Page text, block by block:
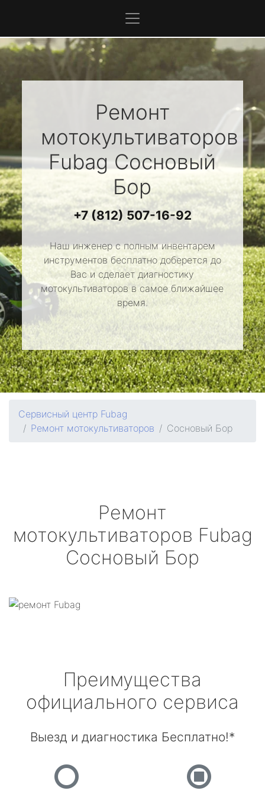
Ремонт
мотокультиваторов
Fubag Сосновый
Бор
+7 (812) 507-16-92
Наш инженер с полным инвентарем
инструментов бесплатно доберется до
Вас и сделает диагностику
мотокультиваторов в самое ближайшее
время.
Сервисный центр Fubag
Ремонт мотокультиваторов
Сосновый Бор
Ремонт
мотокультиваторов Fubag
Сосновый Бор
Преимущества
официального сервиса
Выезд и диагностика Бесплатно!*